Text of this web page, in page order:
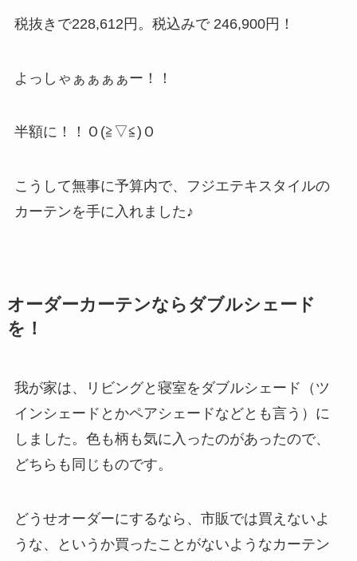
税抜きで228,612円。税込みで 246,900円！
よっしゃぁぁぁぁー！！
半額に！！Ｏ(≧▽≦)Ｏ
こうして無事に予算内で、フジエテキスタイルの
カーテンを手に入れました♪
オーダーカーテンならダブルシェード
を！
我が家は、リビングと寝室をダブルシェード（ツ
インシェードとかペアシェードなどとも言う）に
しました。色も柄も気に入ったのがあったので、
どちらも同じものです。
どうせオーダーにするなら、市販では買えないよ
うな、というか買ったことがないようなカーテン